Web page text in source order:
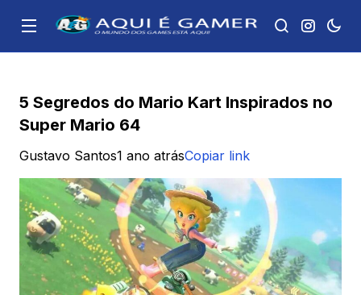
5 Segredos do Mario Kart Inspirados no
Super Mario 64
Gustavo Santos1 ano atrásCopiar link